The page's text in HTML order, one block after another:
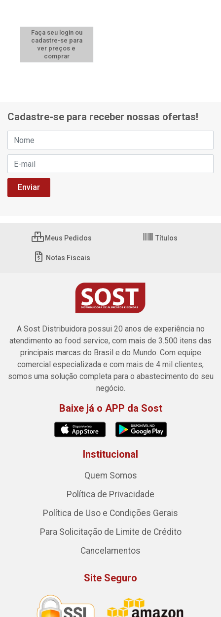
Faça seu login ou
cadastre-se para
ver preços e
comprar
Cadastre-se para receber nossas ofertas!
Meus Pedidos Títulos
Notas Fiscais
A Sost Distribuidora possui 20 anos de experiência no
atendimento ao food service, com mais de 3.500 itens das
principais marcas do Brasil e do Mundo. Com equipe
comercial especializada e com mais de 4 mil clientes,
somos uma solução completa para o abastecimento do seu
negócio.
Baixe já o APP da Sost
Institucional
Quem Somos
Política de Privacidade
Política de Uso e Condições Gerais
Para Solicitação de Limite de Crédito
Cancelamentos
Site Seguro